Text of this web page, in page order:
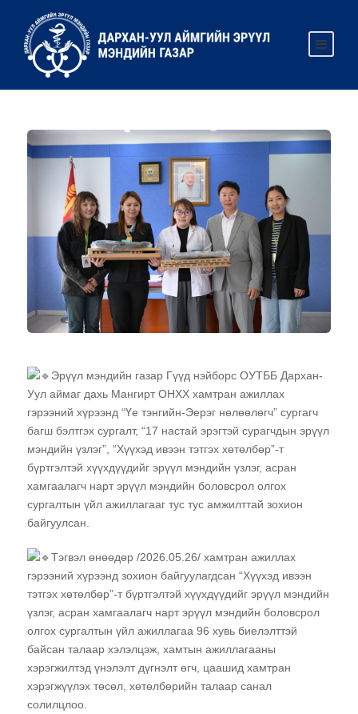
Эрүүл мэндийн газар Гүүд нэйборс ОУТББ Дархан-
Уул аймаг дахь Мангирт ОНХХ хамтран ажиллах
гэрээний хүрээнд “Үе тэнгийн-Эерэг нөлөөлөгч” сургагч
багш бэлтгэх сургалт, “17 настай эрэгтэй сурагчдын эрүүл
мэндийн үзлэг”, “Хүүхэд ивээн тэтгэх хөтөлбөр”-т
бүртгэлтэй хүүхдүүдийг эрүүл мэндийн үзлэг, асран
хамгаалагч нарт эрүүл мэндийн боловсрол олгох
сургалтын үйл ажиллагааг тус тус амжилттай зохион
байгуулсан.
Тэгвэл өнөөдөр /2026.05.26/ хамтран ажиллах
гэрээний хүрээнд зохион байгуулагдсан “Хүүхэд ивээн
тэтгэх хөтөлбөр”-т бүртгэлтэй хүүхдүүдийг эрүүл мэндийн
үзлэг, асран хамгаалагч нарт эрүүл мэндийн боловсрол
олгох сургалтын үйл ажиллагаа 96 хувь биелэлттэй
байсан талаар хэлэлцэж, хамтын ажиллагааны
хэрэгжилтэд үнэлэлт дүгнэлт өгч, цаашид хамтран
хэрэгжүүлэх төсөл, хөтөлбөрийн талаар санал
солилцлоо.